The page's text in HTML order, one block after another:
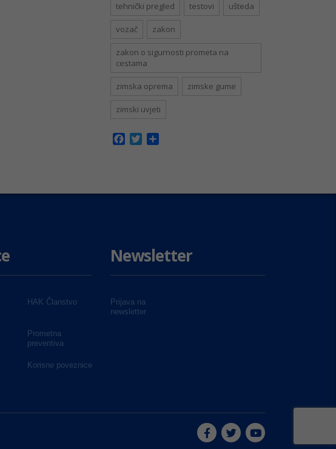
tehnički pregled testovi ušteda
vozač zakon
zakon o sigurnosti prometa na
cestama
zimska oprema zimske gume
zimski uvjeti
Facebook
Twitter
HAK Članstvo
Prometna
preventiva
Korisne poveznice
Newsletter
Prijava na
newsletter